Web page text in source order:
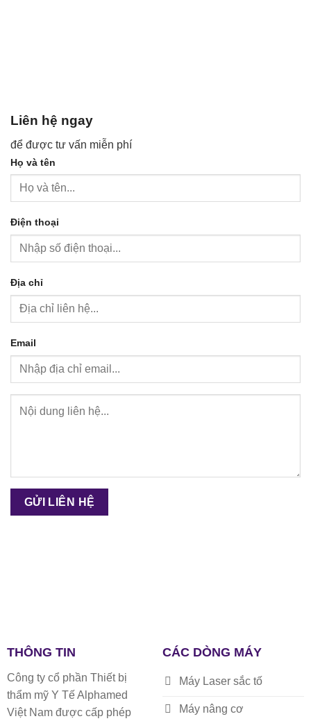
Liên hệ ngay
để được tư vấn miễn phí
Họ và tên
Điện thoại
Địa chỉ
Email
THÔNG TIN
Công ty cổ phần Thiết bị
thẩm mỹ Y Tế Alphamed
Việt Nam được cấp phép
CÁC DÒNG MÁY
Máy Laser sắc tố
Máy nâng cơ